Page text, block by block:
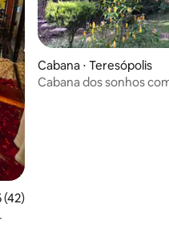
uma avaliação média de 5, 42
(42)
Cabana ⋅ Teresópolis